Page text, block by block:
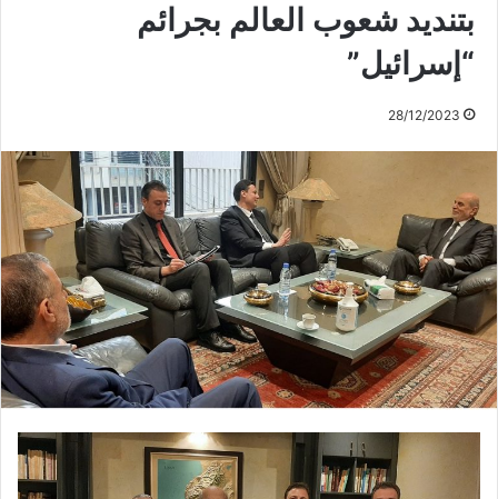
بتنديد شعوب العالم بجرائم
“إسرائيل”
28/12/2023